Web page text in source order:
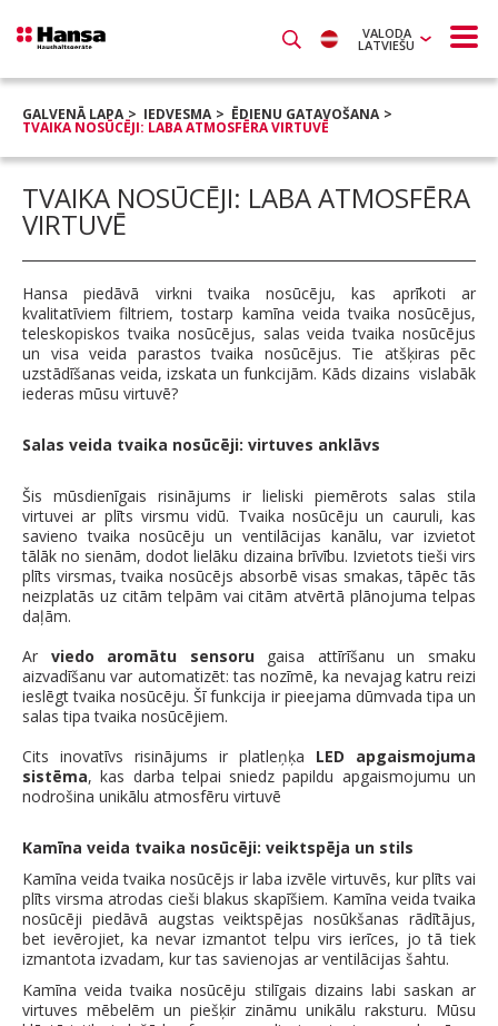
VALODA
LATVIEŠU
GALVENĀ LAPA IEDVESMA ĒDIENU GATAVOŠANA
TVAIKA NOSŪCĒJI: LABA ATMOSFĒRA VIRTUVĒ
TVAIKA NOSŪCĒJI: LABA ATMOSFĒRA
VIRTUVĒ
Hansa piedāvā virkni tvaika nosūcēju, kas aprīkoti ar
kvalitatīviem filtriem, tostarp kamīna veida tvaika nosūcējus,
teleskopiskos tvaika nosūcējus, salas veida tvaika nosūcējus
un visa veida parastos tvaika nosūcējus. Tie atšķiras pēc
uzstādīšanas veida, izskata un funkcijām. Kāds dizains vislabāk
iederas mūsu virtuvē?
Salas veida tvaika nosūcēji: virtuves anklāvs
Šis mūsdienīgais risinājums ir lieliski piemērots salas stila
virtuvei ar plīts virsmu vidū. Tvaika nosūcēju un cauruli, kas
savieno tvaika nosūcēju un ventilācijas kanālu, var izvietot
tālāk no sienām, dodot lielāku dizaina brīvību. Izvietots tieši virs
plīts virsmas, tvaika nosūcējs absorbē visas smakas, tāpēc tās
neizplatās uz citām telpām vai citām atvērtā plānojuma telpas
daļām.
Ar viedo aromātu sensoru gaisa attīrīšanu un smaku
aizvadīšanu var automatizēt: tas nozīmē, ka nevajag katru reizi
ieslēgt tvaika nosūcēju. Šī funkcija ir pieejama dūmvada tipa un
salas tipa tvaika nosūcējiem.
Cits inovatīvs risinājums ir platleņķa LED apgaismojuma
sistēma, kas darba telpai sniedz papildu apgaismojumu un
nodrošina unikālu atmosfēru virtuvē
Kamīna veida tvaika nosūcēji: veiktspēja un stils
Kamīna veida tvaika nosūcējs ir laba izvēle virtuvēs, kur plīts vai
plīts virsma atrodas cieši blakus skapīšiem. Kamīna veida tvaika
nosūcēji piedāvā augstas veiktspējas nosūkšanas rādītājus,
bet ievērojiet, ka nevar izmantot telpu virs ierīces, jo tā tiek
izmantota izvadam, kur tas savienojas ar ventilācijas šahtu.
Kamīna veida tvaika nosūcēju stilīgais dizains labi saskan ar
virtuves mēbelēm un piešķir zināmu unikālu raksturu. Mūsu